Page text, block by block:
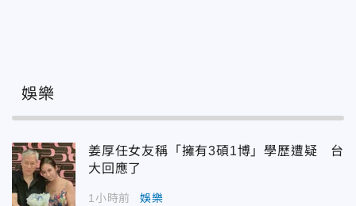
娛樂
姜厚任女友稱「擁有3碩1博」學歷遭疑 台
大回應了
1小時前 娛樂